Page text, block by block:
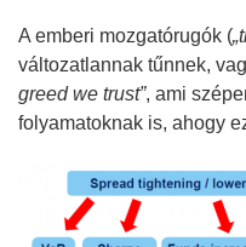
A emberi mozgatórugók (
változatlannak tűnnek,
greed we trust”, ami
folyamatoknak is, ahogy